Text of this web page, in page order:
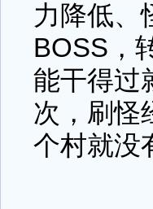
力降低、
BOSS，
能干得过
次，刷怪
个村就没